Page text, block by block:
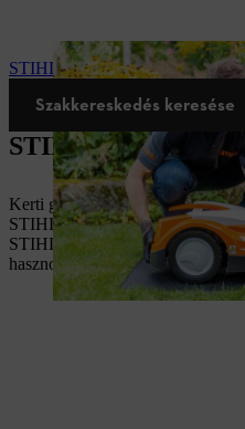
STIHL iMOW® robotfűnyíró
Szakkereskedés keresése
STIHL gépek
Kerti gépet szeretne bérelni? A
STIHL szakkereskedésekben
STIHL gépet a kerti munkákhoz.
hasznos tippeket is tud adni a